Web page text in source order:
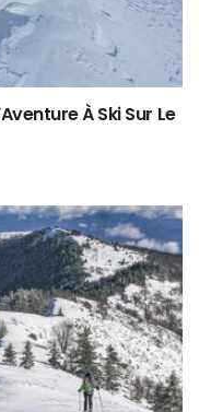
À Ski Sur Le